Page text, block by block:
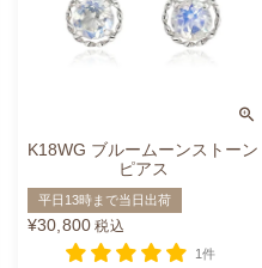
K18WG ブルームーンストーン
ピアス
平日13時まで当日出荷
¥30,800 税込
1件